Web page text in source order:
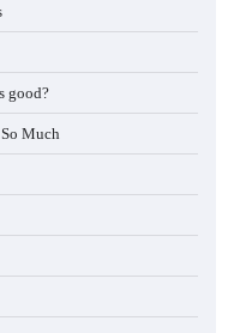
good?
Much